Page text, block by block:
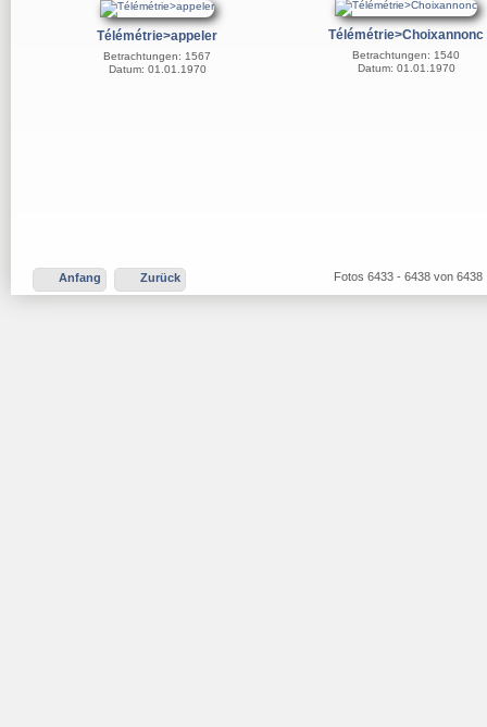
Télémétrie>appeler
Betrachtungen: 1567
Datum: 01.01.1970
Télémétrie>Choixannonc
Betrachtungen: 1540
Datum: 01.01.1970
Anfang Zurück Fotos 6433 - 6438 von 6438